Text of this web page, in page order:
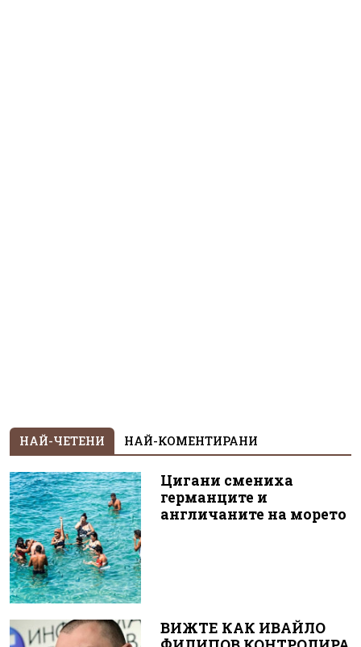
НАЙ-ЧЕТЕНИ НАЙ-КОМЕНТИРАНИ
Цигани смениха
германците и
англичаните на морето
ВИЖТЕ КАК ИВАЙЛО